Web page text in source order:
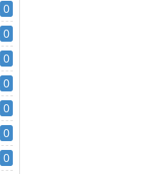
0
0
0
0
0
0
0